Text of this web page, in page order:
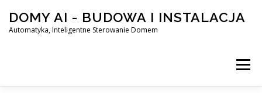
content
DOMY AI - BUDOWA I INSTALACJA
Automatyka, Inteligentne Sterowanie Domem
Menu